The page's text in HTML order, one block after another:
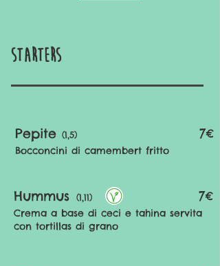
Starters
Pepite (1,5) 7€
Bocconcini di camembert fritto
Hummus (1,11) 7€
Crema a base di ceci e tahina servita
con tortillas di grano